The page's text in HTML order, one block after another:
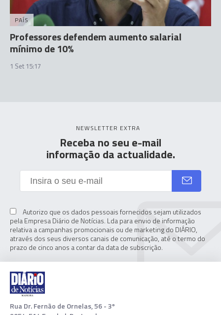
PAÍS
Professores defendem aumento salarial
mínimo de 10%
1 Set 15:17
NEWSLETTER EXTRA
Receba no seu e-mail
informação da actualidade.
Autorizo que os dados pessoais fornecidos sejam utilizados
pela Empresa Diário de Notícias. Lda para envio de informação
relativa a campanhas promocionais ou de marketing do DIÁRIO,
através dos seus diversos canais de comunicação, até o termo do
prazo de cinco anos a contar da data de subscrição.
Rua Dr. Fernão de Ornelas, 56 - 3º